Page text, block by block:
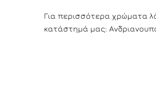
Για περισσότερα χρώματα
κατάστημά μας: